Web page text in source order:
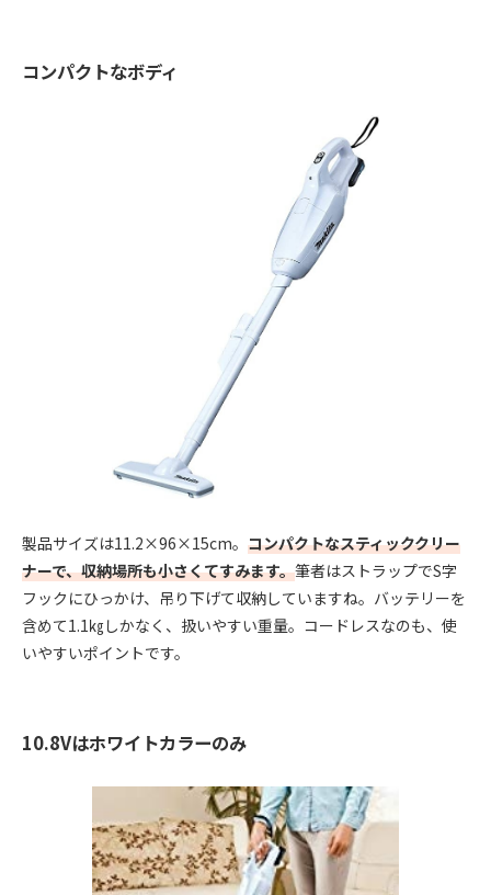
コンパクトなボディ
製品サイズは11.2×96×15cm。 コンパクトなスティッククリー
ナーで、収納場所も小さくてすみます。筆者はストラップでS字
フックにひっかけ、吊り下げて収納していますね。バッテリーを
含めて1.1㎏しかなく、扱いやすい重量。コードレスなのも、使
いやすいポイントです。
10.8Vはホワイトカラーのみ